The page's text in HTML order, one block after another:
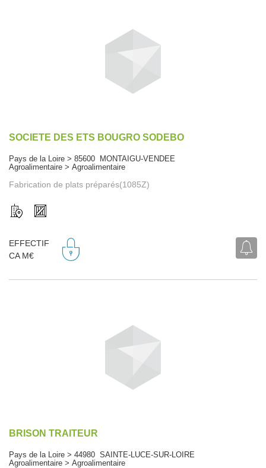
SOCIETE DES ETS BOUGRO SODEBO
Pays de la Loire > 85600 MONTAIGU-VENDEE
Agroalimentaire > Agroalimentaire
Fabrication de plats préparés(1085Z)
EFFECTIF
CA M€
BRISON TRAITEUR
Pays de la Loire > 44980 SAINTE-LUCE-SUR-LOIRE
Agroalimentaire > Agroalimentaire